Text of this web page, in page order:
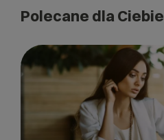
Polecane dla Ciebie